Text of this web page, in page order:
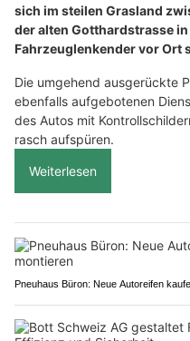
sich im steilen Grasland
der alten Gotthardstrasse
Fahrzeuglenkender vor Ort
Die umgehend ausgerückte
ebenfalls aufgebotenen
des Autos mit
rasch aufspüren.
Weiterlesen
Pneuhaus Büron: Neue Autoreifen